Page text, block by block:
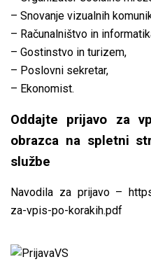
– Snovanje vizualnih
– Računalništvo in
– Gostinstvo in turizem,
– Poslovni sekretar,
– Ekonomist.
Oddajte prijavo za
obrazca na spletni
službe
Navodila za prijavo –
za-vpis-po-korakih.pdf